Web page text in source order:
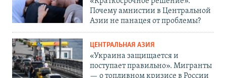
Почему амнистии в Центральной
Азии не панацея от проблемы?
ЦЕНТРАЛЬНАЯ АЗИЯ
«Украина защищается и
поступает правильно». Мигранты
— о топливном кризисе в России